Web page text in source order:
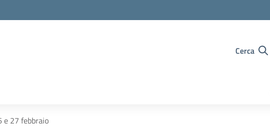
Cerca
e 27 febbraio